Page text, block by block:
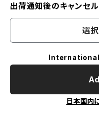
出荷通知後のキャンセ
選択
日本国内